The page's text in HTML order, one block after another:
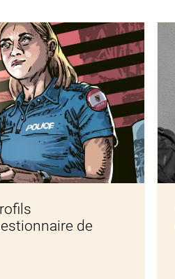
de